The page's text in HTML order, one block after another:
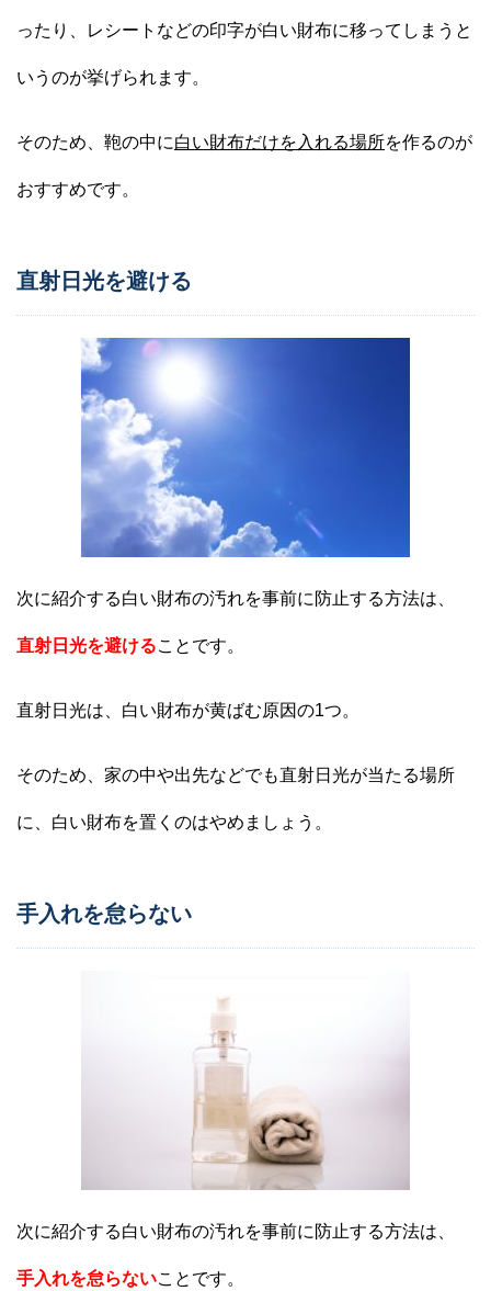
ったり、レシートなどの印字が白い財布に移ってしまうと
いうのが挙げられます。
そのため、鞄の中に白い財布だけを入れる場所を作るのが
おすすめです。
直射日光を避ける
次に紹介する白い財布の汚れを事前に防止する方法は、
直射日光を避けることです。
直射日光は、白い財布が黄ばむ原因の1つ。
そのため、家の中や出先などでも直射日光が当たる場所
に、白い財布を置くのはやめましょう。
手入れを怠らない
次に紹介する白い財布の汚れを事前に防止する方法は、
手入れを怠らないことです。